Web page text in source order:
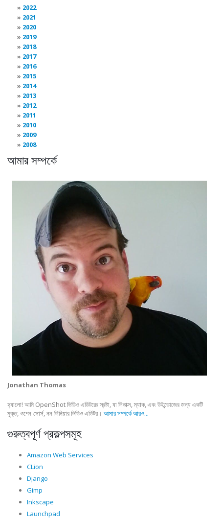
2022
2021
2020
2019
2018
2017
2016
2015
2014
2013
2012
2011
2010
2009
2008
আমার সম্পর্কে
Jonathan Thomas
হ্যালো! আমি OpenShot ভিডিও এডিটরের স্রষ্টা, যা লিনাক্স, ম্যাক, এবং উইন্ডোজের জন্য একটি
মুক্ত, ওপেন-সোর্স, নন-লিনিয়ার ভিডিও এডিটর। আমার সম্পর্কে আরও...
গুরুত্বপূর্ণ প্রকল্পসমূহ
Amazon Web Services
CLion
Django
Gimp
Inkscape
Launchpad